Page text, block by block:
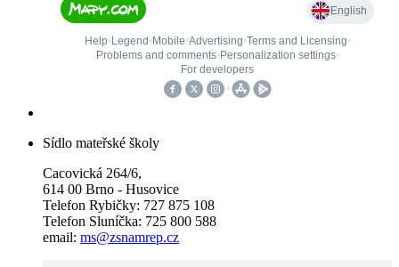
Sídlo mateřské školy
Cacovická 264/6,
614 00 Brno - Husovice
Telefon Rybičky: 727 875 108
Telefon Sluníčka: 725 800 588
email: ms@zsnamrep.cz